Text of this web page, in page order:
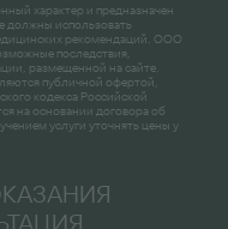
характер и предназначен
должны использовать
рекомендаций. ООО
последствия,
размещенной на сайте.
публичной офертой,
кодекса Российской
на основании договора об
услуги уточнять цены у